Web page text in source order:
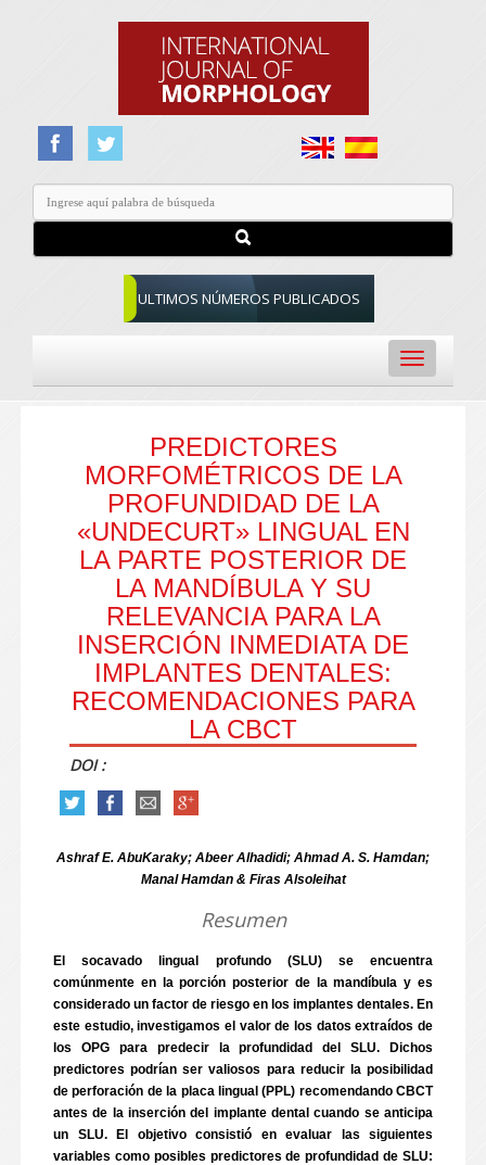
ULTIMOS NÚMEROS PUBLICADOS
Toggle
navigation
PREDICTORES
MORFOMÉTRICOS DE LA
PROFUNDIDAD DE LA
«UNDECURT» LINGUAL EN
LA PARTE POSTERIOR DE
LA MANDÍBULA Y SU
RELEVANCIA PARA LA
INSERCIÓN INMEDIATA DE
IMPLANTES DENTALES:
RECOMENDACIONES PARA
LA CBCT
DOI :
Ashraf E. AbuKaraky; Abeer Alhadidi; Ahmad A. S. Hamdan;
Manal Hamdan & Firas Alsoleihat
Resumen
El socavado lingual profundo (SLU) se encuentra
comúnmente en la porción posterior de la mandíbula y es
considerado un factor de riesgo en los implantes dentales. En
este estudio, investigamos el valor de los datos extraídos de
los OPG para predecir la profundidad del SLU. Dichos
predictores podrían ser valiosos para reducir la posibilidad
de perforación de la placa lingual (PPL) recomendando CBCT
antes de la inserción del implante dental cuando se anticipa
un SLU. El objetivo consistió en evaluar las siguientes
variables como posibles predictores de profundidad de SLU: